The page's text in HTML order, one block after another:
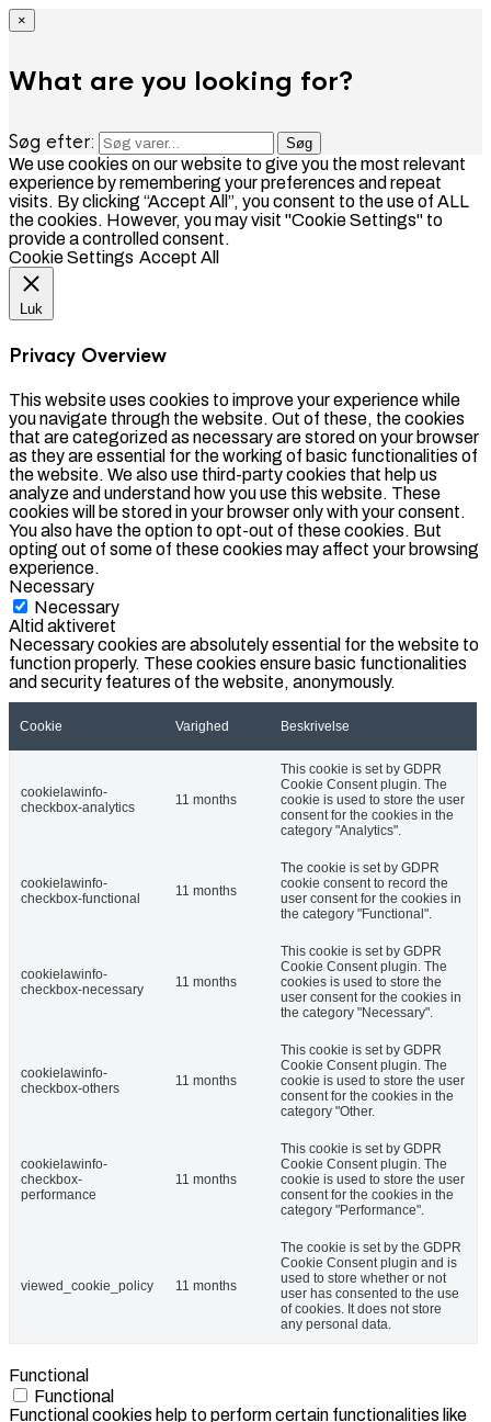
×
What are you looking for?
Søg efter: Søg
We use cookies on our website to give you the most relevant
experience by remembering your preferences and repeat
visits. By clicking “Accept All”, you consent to the use of ALL
the cookies. However, you may visit "Cookie Settings" to
provide a controlled consent.
Cookie Settings Accept All
Luk
Privacy Overview
This website uses cookies to improve your experience while
you navigate through the website. Out of these, the cookies
that are categorized as necessary are stored on your browser
as they are essential for the working of basic functionalities of
the website. We also use third-party cookies that help us
analyze and understand how you use this website. These
cookies will be stored in your browser only with your consent.
You also have the option to opt-out of these cookies. But
opting out of some of these cookies may affect your browsing
experience.
Necessary
Necessary
Altid aktiveret
Necessary cookies are absolutely essential for the website to
function properly. These cookies ensure basic functionalities
and security features of the website, anonymously.
Cookie Varighed Beskrivelse
cookielawinfo-
checkbox-analytics
11 months
This cookie is set by GDPR
Cookie Consent plugin. The
cookie is used to store the user
consent for the cookies in the
category "Analytics".
cookielawinfo-
checkbox-functional
11 months
The cookie is set by GDPR
cookie consent to record the
user consent for the cookies in
the category "Functional".
cookielawinfo-
checkbox-necessary
11 months
This cookie is set by GDPR
Cookie Consent plugin. The
cookies is used to store the
user consent for the cookies in
the category "Necessary".
cookielawinfo-
checkbox-others
11 months
This cookie is set by GDPR
Cookie Consent plugin. The
cookie is used to store the user
consent for the cookies in the
category "Other.
cookielawinfo-
checkbox-
performance
11 months
This cookie is set by GDPR
Cookie Consent plugin. The
cookie is used to store the user
consent for the cookies in the
category "Performance".
viewed_cookie_policy 11 months
The cookie is set by the GDPR
Cookie Consent plugin and is
used to store whether or not
user has consented to the use
of cookies. It does not store
any personal data.
Functional
Functional
Functional cookies help to perform certain functionalities like